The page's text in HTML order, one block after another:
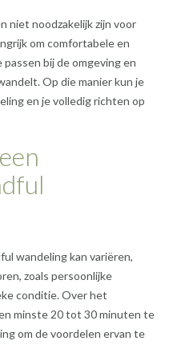
niet noodzakelijk zijn voor
om comfortabele en
bij de omgeving en
Op die manier kun je
en je volledig richten op
wandeling kan variëren,
zoals persoonlijke
conditie. Over het
minste 20 tot 30 minuten te
om de voordelen ervan te